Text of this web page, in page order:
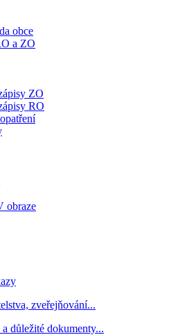
obce
a ZO
ZO
RO
obraze
zveřejňování...
důležité dokumenty...